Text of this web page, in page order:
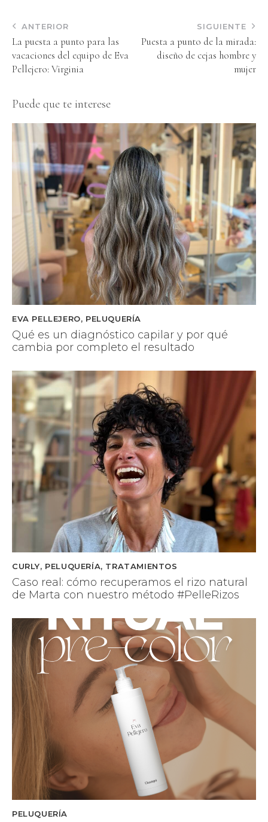
ANTERIOR
La puesta a punto para las
vacaciones del equipo de Eva
Pellejero: Virginia
SIGUIENTE
Puesta a punto de la mirada:
diseño de cejas hombre y
mujer
Puede que te interese
EVA PELLEJERO, PELUQUERÍA
Qué es un diagnóstico capilar y por qué
cambia por completo el resultado
CURLY, PELUQUERÍA, TRATAMIENTOS
Caso real: cómo recuperamos el rizo natural
de Marta con nuestro método #PelleRizos
PELUQUERÍA